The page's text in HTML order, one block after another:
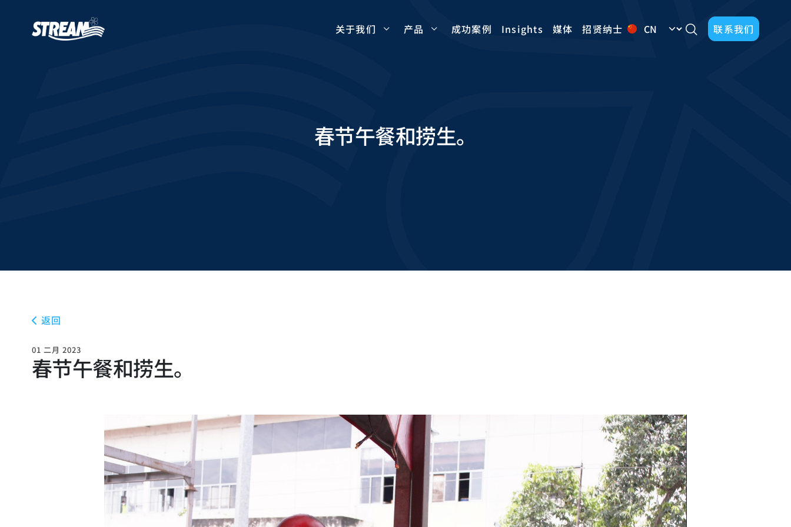
关于我们 产品 成功案例 Insights 媒体 招贤纳士 Select your language
Enquire
联系我们
春节午餐和捞生。
返回
01 二月 2023
春节午餐和捞生。